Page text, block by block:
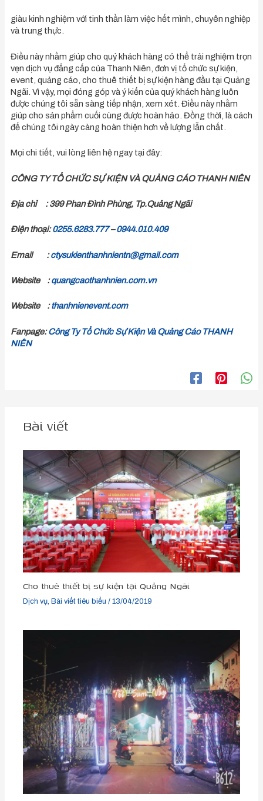
giàu kinh nghiệm với tinh thần làm việc hết mình, chuyên nghiệp
và trung thực.
Điều này nhằm giúp cho quý khách hàng có thể trải nghiệm trọn
vẹn dịch vụ đẳng cấp của Thanh Niên, đơn vị tổ chức sự kiện,
event, quảng cáo, cho thuê thiết bị sự kiện hàng đầu tại Quảng
Ngãi. Vì vậy, mọi đóng góp và ý kiến của quý khách hàng luôn
được chúng tôi sẵn sàng tiếp nhận, xem xét. Điều này nhằm
giúp cho sản phẩm cuối cùng được hoàn hảo. Đồng thời, là cách
để chúng tôi ngày càng hoàn thiện hơn về lượng lẫn chất.
Mọi chi tiết, vui lòng liên hệ ngay tại đây:
CÔNG TY TỔ CHỨC SỰ KIỆN VÀ QUẢNG CÁO THANH NIÊN
Địa chỉ : 399 Phan Đình Phùng, Tp.Quảng Ngãi
Điện thoại:0255.6283.777–0944.010.409
Email :ctysukienthanhnientn@gmail.com
Website :quangcaothanhnien.com.vn
Website :thanhnienevent.com
Fanpage:Công Ty Tổ Chức Sự Kiện Và Quảng Cáo THANH
NIÊN
Bài viết
Cho thuê thiết bị sự kiện tại Quảng Ngãi
Dịch vụ ,Bài viết tiêu biểu /13/04/2019